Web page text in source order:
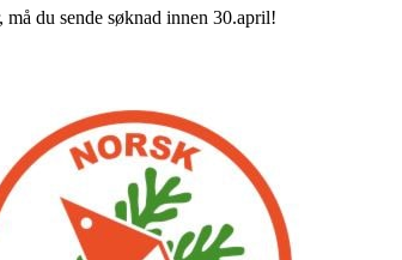
du sende søknad innen 30.april!